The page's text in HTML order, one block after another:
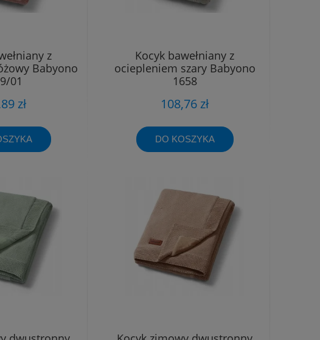
z
Babyono
01
zł
Kocyk bawełniany z
ociepleniem szary Babyono
1658
108,76 zł
DO KOSZYKA